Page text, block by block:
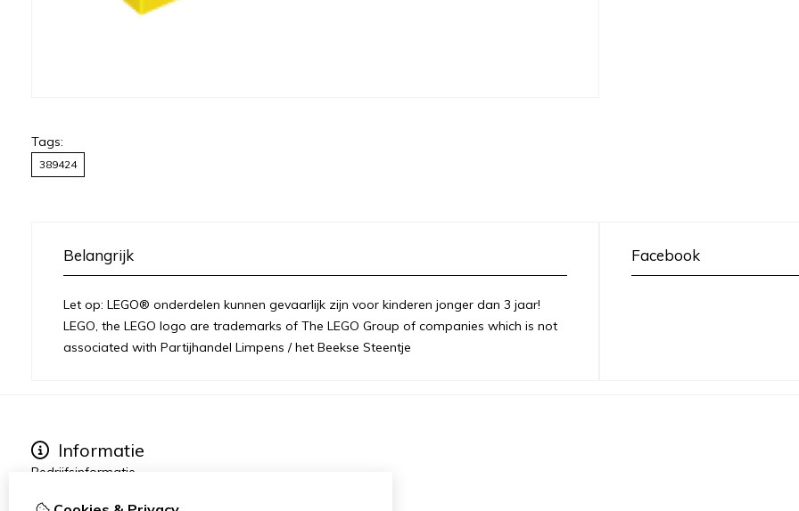
Tags:
389424
Belangrijk
Let op: LEGO® onderdelen kunnen gevaarlijk zijn voor kinderen jonger dan 3 jaar!
LEGO, the LEGO logo are trademarks of The LEGO Group of companies which is not
associated with Partijhandel Limpens / het Beekse Steentje
Facebook
Informatie
Bedrijfsinformatie